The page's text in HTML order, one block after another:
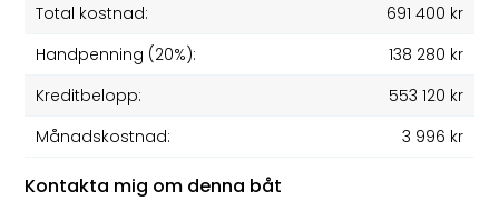
Total kostnad:
691 400 kr
Handpenning (20%):
138 280 kr
Kreditbelopp:
553 120 kr
Månadskostnad:
3 996 kr
Kontakta mig om denna båt